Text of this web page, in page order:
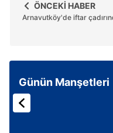
ÖNCEKİ HABER
Arnavutköy'de iftar
Günün Manşetleri